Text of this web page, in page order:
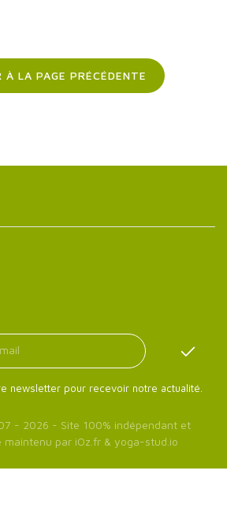
À LA PAGE PRÉCÉDENTE
newsletter pour recevoir notre actualité.
- 2026 - Site 100% indépendant et
maintenu par iOz.fr & yoga-stud.io